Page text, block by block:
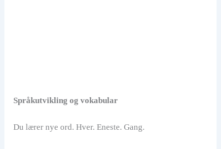
Språkutvikling og vokabular
Du lærer nye ord. Hver. Eneste. Gang.